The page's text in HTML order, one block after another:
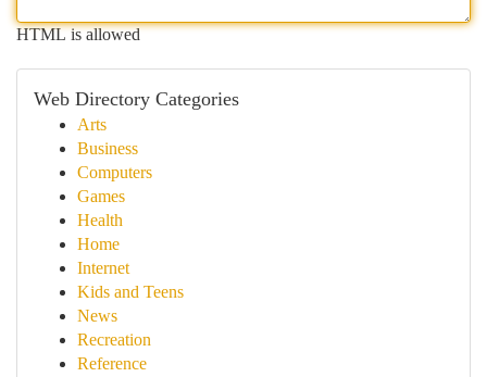
HTML is allowed
Web Directory Categories
Arts
Business
Computers
Games
Health
Home
Internet
Kids and Teens
News
Recreation
Reference